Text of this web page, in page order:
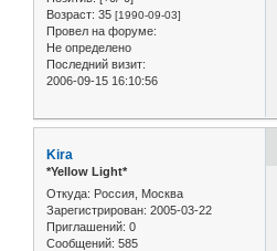
Возраст: 35 [1990-09-03]
Провел на форуме:
Не определено
Последний визит:
2006-09-15 16:10:56
Kira
*Yellow Light*
Откуда: Россия, Москва
Зарегистрирован: 2005-03-22
Приглашений: 0
Сообщений: 585